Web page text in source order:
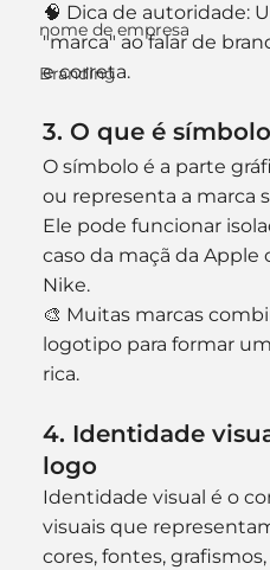
nome de empresa
Branding
🧠 Dica de autoridade:
"marca" ao falar de
e correta.
3. O que é
O símbolo é a parte
ou representa a marca
Ele pode funcionar
caso da maçã da Apple
Nike.
🎨 Muitas marcas
logotipo para formar
rica.
4. Identidade
logo
Identidade visual é o
visuais que
cores, fontes,